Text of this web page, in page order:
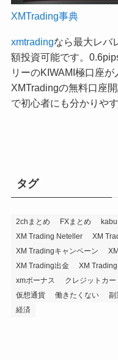
XMTrading事典
xmtradingなら最大レバ
額投資可能です。
リーのKIWAMI極口座が
XMTradingの無料口座
で初心者にも分かりや
タグ
2chまとめ FXまとめ kabu
XM Trading Neteller
XM
XM Tradingキャンペーン
XM Trading出金
XM Trading
xmボーナス
クレジットカー
仮想通貨
働きたくない 副
経済